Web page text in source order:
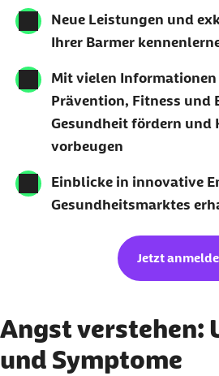
Neue Leistungen und
Ihrer Barmer
Mit vielen
Prävention, Fitness und
Gesundheit fördern und
vorbeugen
Einblicke in innovative
Gesundheitsmarktes
Jetzt
Angst verstehen:
und Symptome